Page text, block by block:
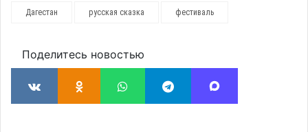
Дагестан русская сказка фестиваль
Поделитесь новостью